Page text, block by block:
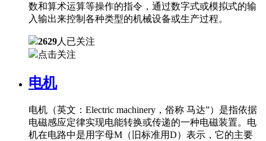
数和算术运算等操作的指令，通过数字式或模拟式的输
入输出来控制各种类型的机械设备或生产过程。
2629人已关注
点击关注
电机
电机（英文：Electric machinery，俗称 马达”）是指依据
电磁感应定律实现电能转换或传递的一种电磁装置。电
机在电路中是用字母M（旧标准用D）表示，它的主要